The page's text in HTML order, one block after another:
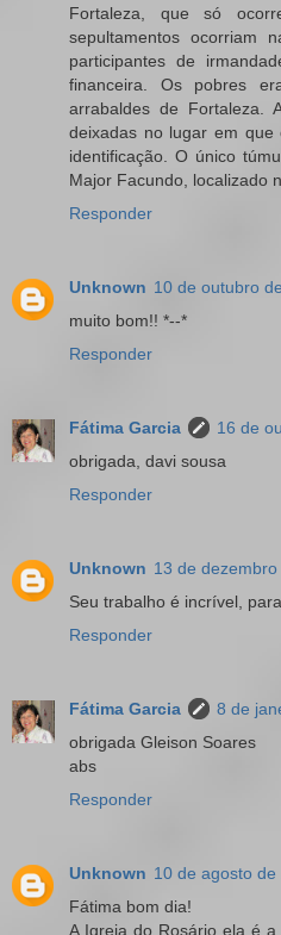
Fortaleza, que só
sepultamentos ocorriam
participantes de
financeira. Os pobres
arrabaldes de Fortaleza.
deixadas no lugar em que
identificação. O único
Major Facundo, localizado
Responder
Unknown 10 de outubro
muito bom!! *--*
Responder
Fátima Garcia
16 de
obrigada, davi sousa
Responder
Unknown 13 de
Seu trabalho é incrível,
Responder
Fátima Garcia
8 de
obrigada Gleison Soares
abs
Responder
Unknown 10 de agosto
Fátima bom dia!
A Igreja do Rosário ela é